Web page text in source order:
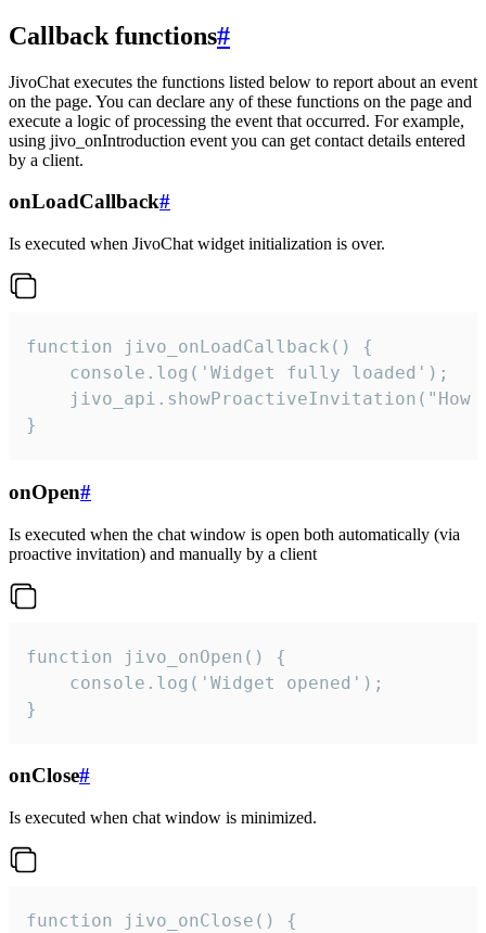
Callback functions#
JivoChat executes the functions listed below to report about an event
on the page. You can declare any of these functions on the page and
execute a logic of processing the event that occurred. For example,
using jivo_onIntroduction event you can get contact details entered
by a client.
onLoadCallback#
Is executed when JivoChat widget initialization is over.
function jivo_onLoadCallback() {
    console.log('Widget fully loaded');
jivo_api.showProactiveInvitation("How
}
onOpen#
Is executed when the chat window is open both automatically (via
proactive invitation) and manually by a client
function jivo_onOpen() {
    console.log('Widget opened');
}
onClose#
Is executed when chat window is minimized.
function jivo_onClose() {